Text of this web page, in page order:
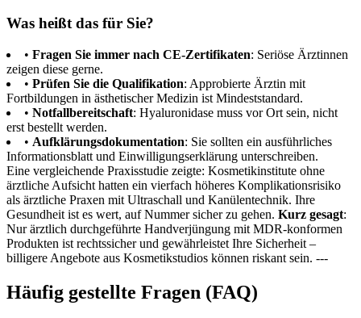
Was heißt das für Sie?
• Fragen Sie immer nach CE-Zertifikaten: Seriöse Ärztinnen
zeigen diese gerne.
• Prüfen Sie die Qualifikation: Approbierte Ärztin mit
Fortbildungen in ästhetischer Medizin ist Mindeststandard.
• Notfallbereitschaft: Hyaluronidase muss vor Ort sein, nicht
erst bestellt werden.
• Aufklärungsdokumentation: Sie sollten ein ausführliches
Informationsblatt und Einwilligungserklärung unterschreiben.
Eine vergleichende Praxisstudie zeigte: Kosmetikinstitute ohne
ärztliche Aufsicht hatten ein vierfach höheres Komplikationsrisiko
als ärztliche Praxen mit Ultraschall und Kanülentechnik. Ihre
Gesundheit ist es wert, auf Nummer sicher zu gehen. Kurz gesagt:
Nur ärztlich durchgeführte Handverjüngung mit MDR-konformen
Produkten ist rechtssicher und gewährleistet Ihre Sicherheit –
billigere Angebote aus Kosmetikstudios können riskant sein. ---
Häufig gestellte Fragen (FAQ)